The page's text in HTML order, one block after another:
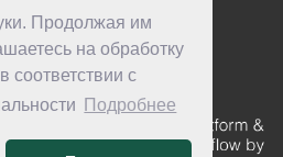
Продолжая им
на обработку
соответствии с
Подробнее